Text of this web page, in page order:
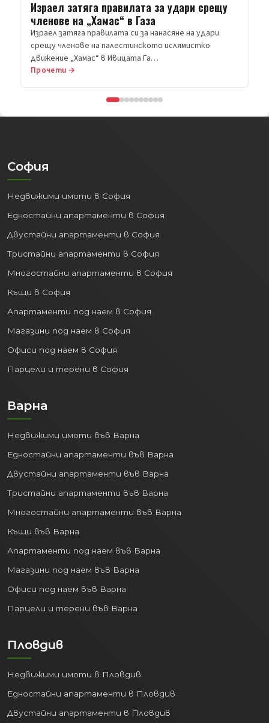
Прочети →
София
Недвижими имоти в София
Едностайни апартаменти в София
Двустайни апартаменти в София
Тристайни апартаменти в София
Многостайни апартаменти в София
Къщи в София
Апартаменти под наем в София
Магазини под наем в София
Офиси под наем в София
Парцели и терени в София
Варна
Недвижими имоти във Варна
Едностайни апартаменти във Варна
Двустайни апартаменти във Варна
Тристайни апартаменти във Варна
Многостайни апартаменти във Варна
Къщи във Варна
Апартаменти под наем във Варна
Магазини под наем във Варна
Офиси под наем във Варна
Парцели и терени във Варна
Пловдив
Недвижими имоти в Пловдив
Едностайни апартаменти в Пловдив
Двустайни апартаменти в Пловдив